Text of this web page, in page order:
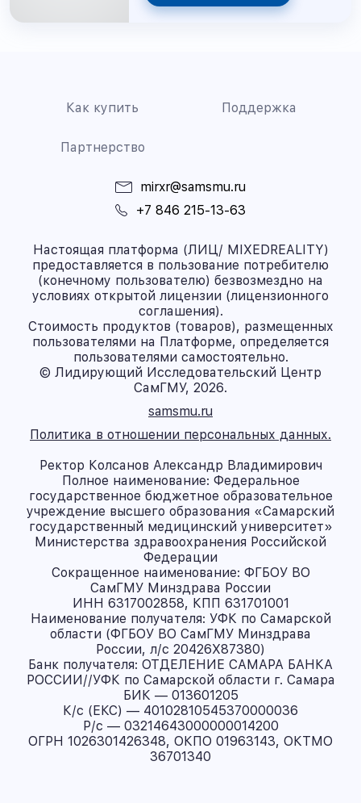
Как купить Поддержка
Партнерство
mirxr@samsmu.ru
+7 846 215-13-63
Настоящая платформа (ЛИЦ/ MIXEDREALITY)
предоставляется в пользование потребителю
(конечному пользователю) безвозмездно на
условиях открытой лицензии (лицензионного
соглашения).
Стоимость продуктов (товаров), размещенных
пользователями на Платформе, определяется
пользователями самостоятельно.
© Лидирующий Исследовательский Центр
СамГМУ, 2026.
samsmu.ru
Политика в отношении персональных данных.
Ректор Колсанов Александр Владимирович
Полное наименование: Федеральное
государственное бюджетное образовательное
учреждение высшего образования «Самарский
государственный медицинский университет»
Министерства здравоохранения Российской
Федерации
Сокращенное наименование: ФГБОУ ВО
СамГМУ Минздрава России
ИНН 6317002858, КПП 631701001
Наименование получателя: УФК по Самарской
области (ФГБОУ ВО СамГМУ Минздрава
России, л/с 20426X87380)
Банк получателя: ОТДЕЛЕНИЕ САМАРА БАНКА
РОССИИ//УФК по Самарской области г. Самара
БИК — 013601205
К/с (ЕКС) — 40102810545370000036
Р/с — 03214643000000014200
ОГРН 1026301426348, ОКПО 01963143, ОКТМО
36701340